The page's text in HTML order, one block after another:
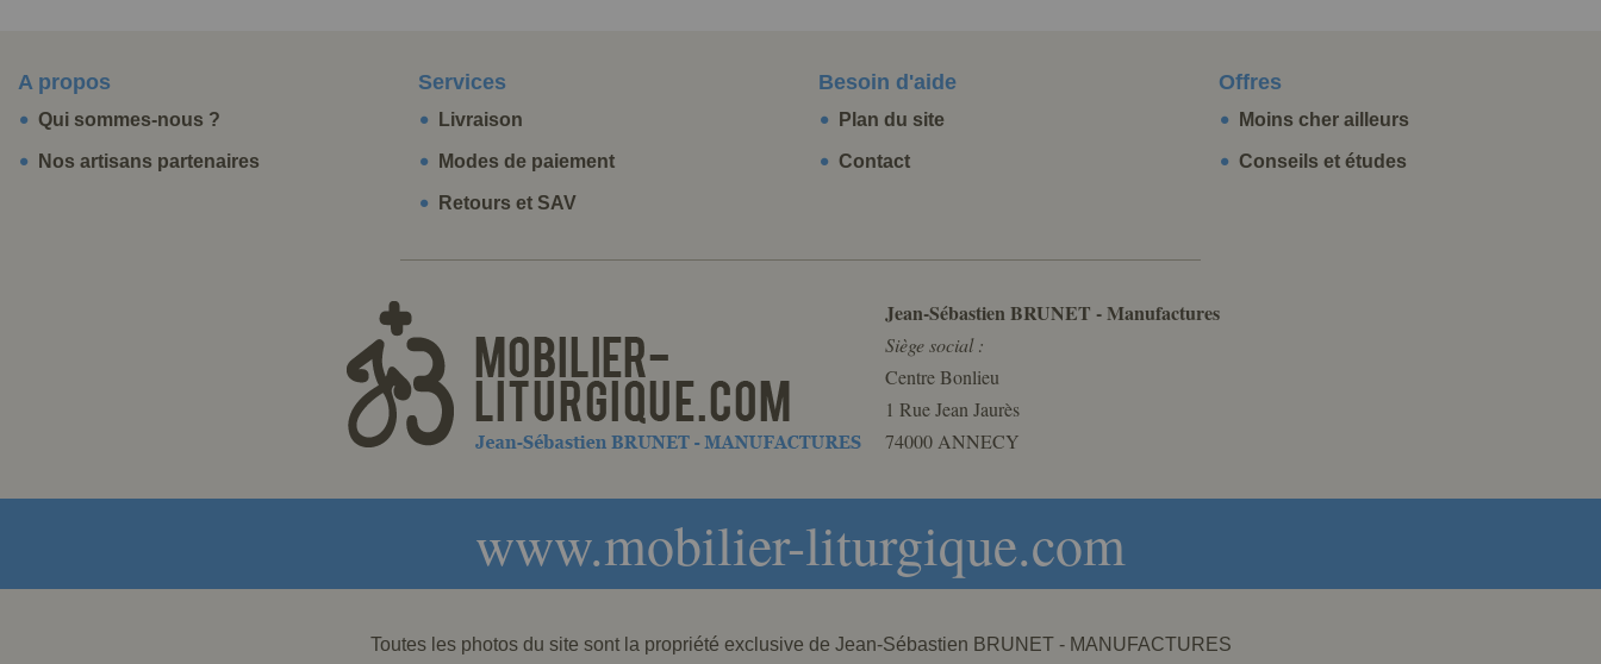
A propos
Qui sommes-nous ?
Nos artisans partenaires
Services
Livraison
Modes de paiement
Retours et SAV
Besoin d'aide
Plan du site
Contact
Offres
Moins cher ailleurs
Conseils et études
Jean-Sébastien BRUNET - Manufactures
Siège social :
Centre Bonlieu
1 Rue Jean Jaurès
74000 ANNECY
www.mobilier-liturgique.com
Toutes les photos du site sont la propriété exclusive de Jean-Sébastien BRUNET - MANUFACTURES